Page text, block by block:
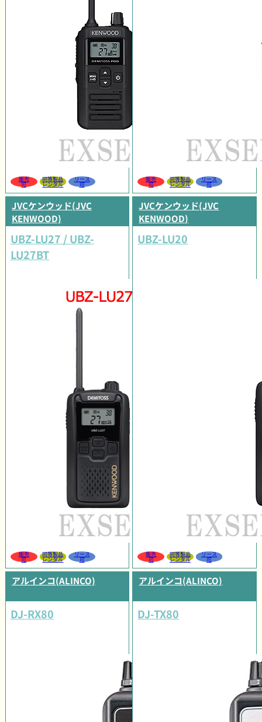
販売
可
同等製品
レンタル
リース
可
販売
可
同等製品
レンタル
リース
可
JVCケンウッド(JVC
KENWOOD)
UBZ-LU27 / UBZ-
LU27BT
販売
可
同等製品
レンタル
リース
可
JVCケンウッド(JVC
KENWOOD)
UBZ-LU20
販売
可
同等製品
レンタル
リース
可
アルインコ(ALINCO)
DJ-RX80
アルインコ(ALINCO)
DJ-TX80